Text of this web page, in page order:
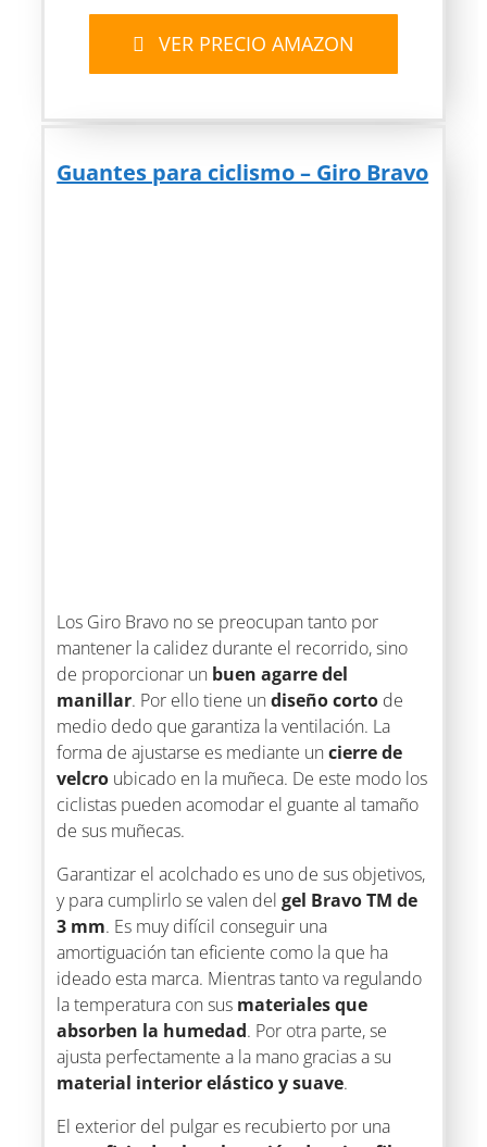
VER PRECIO AMAZON
Guantes para ciclismo – Giro Bravo
Los Giro Bravo no se preocupan tanto por
mantener la calidez durante el recorrido, sino
de proporcionar un buen agarre del
manillar. Por ello tiene undiseño corto de
medio dedo que garantiza la ventilación. La
forma de ajustarse es mediante uncierre de
velcro ubicado en la muñeca. De este modo los
ciclistas pueden acomodar el guante al tamaño
de sus muñecas.
Garantizar el acolchado es uno de sus objetivos,
y para cumplirlo se valen delgel Bravo TM de
3 mm. Es muy difícil conseguir una
amortiguación tan eficiente como la que ha
ideado esta marca. Mientras tanto va regulando
la temperatura con sus materiales que
absorben la humedad. Por otra parte, se
ajusta perfectamente a la mano gracias a su
material interior elástico y suave.
El exterior del pulgar es recubierto por una